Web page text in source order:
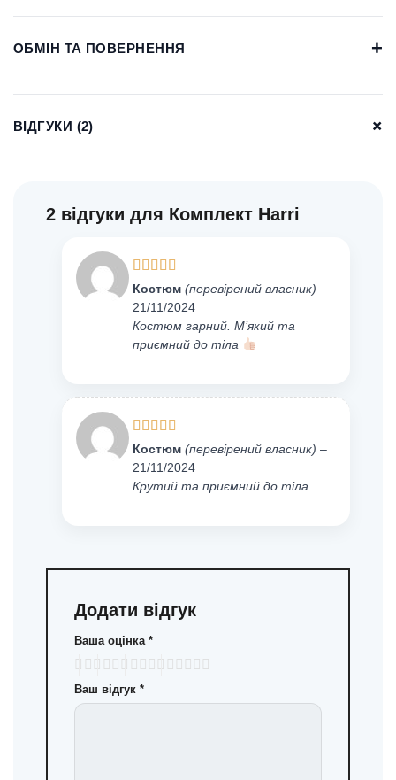
ОБМІН ТА ПОВЕРНЕННЯ +
ВІДГУКИ (2) +
2 відгуки для Комплект Harri
Оцінено
в4з 5
Костюм(перевірений власник) –
21/11/2024
Костюм гарний. М’який та
приємний до тіла
Оцінено
в4з 5
Костюм(перевірений власник) –
21/11/2024
Крутий та приємний до тіла
Додати відгук
Ваша оцінка *
Ваш відгук *